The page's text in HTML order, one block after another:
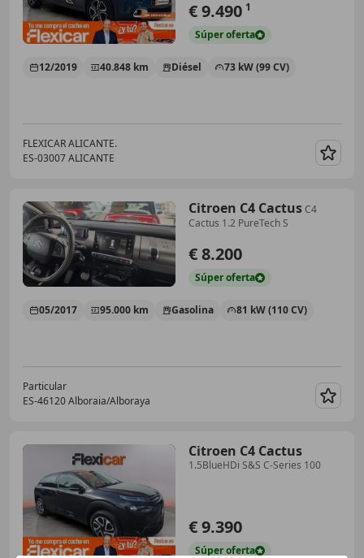
€ 9.490 1
Súperoferta
12/2019 40.848 km Diésel 73 kW (99 CV)
FLEXICAR ALICANTE.
ES-03007 ALICANTE
Citroen C4 CactusC4
Cactus 1.2 PureTech S
€ 8.200
Súperoferta
05/2017 95.000 km Gasolina 81 kW (110 CV)
Particular
ES-46120 Alboraia/Alboraya
Citroen C4 Cactus
1.5BlueHDi S&S C-Series 100
€ 9.390
Súperoferta